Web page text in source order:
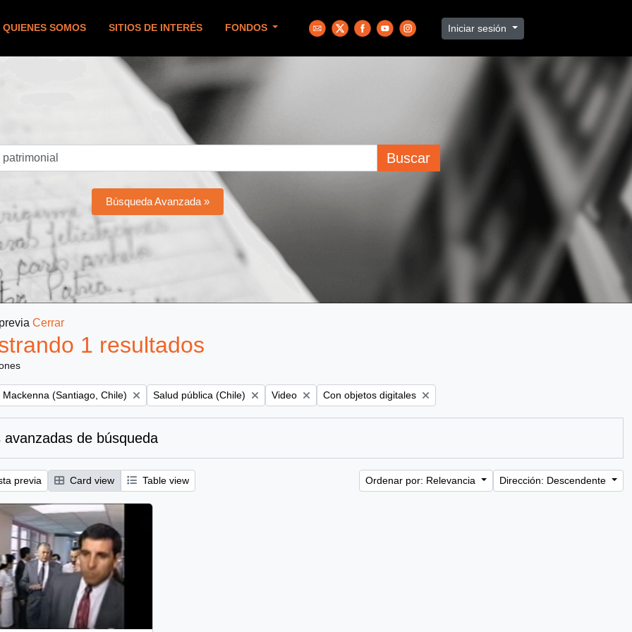
QUIENES SOMOS SITIOS DE INTERÉS FONDOS Iniciar sesión
Buscar
Búsqueda Avanzada »
Cerrar
1 resultados
(Santiago, Chile) Remove filter:
Salud pública (Chile) Remove filter:
Video Remove filter:
Con objetos digitales
avanzadas de búsqueda
previa Card view Table view Ordenar por: Relevancia Dirección: Descendente